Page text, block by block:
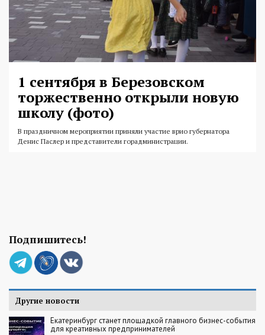
1 сентября в Березовском
торжественно открыли новую
школу (фото)
В праздничном мероприятии приняли участие врио губернатора
Денис Паслер и представители горадминистрации.
Подпишитесь!
Другие новости
Екатеринбург станет площадкой главного бизнес-события
для креативных предпринимателей